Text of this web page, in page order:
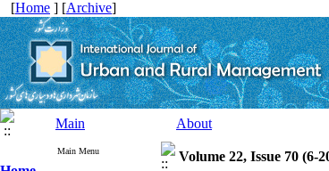
[Home ] [Archive]
Main About
Main Menu
Volume 22, Issue 70 (6-